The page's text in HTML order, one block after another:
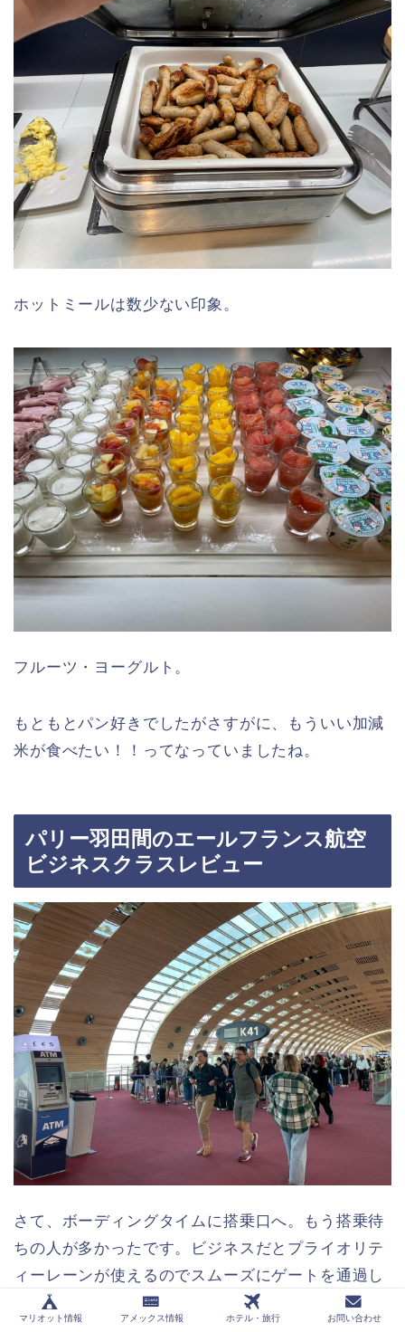
ホットミールは数少ない印象。
フルーツ・ヨーグルト。
もともとパン好きでしたがさすがに、もういい加減
米が食べたい！！ってなっていましたね。
パリー羽田間のエールフランス航空
ビジネスクラスレビュー
さて、ボーディングタイムに搭乗口へ。もう搭乗待
ちの人が多かったです。ビジネスだとプライオリテ
ィーレーンが使えるのでスムーズにゲートを通過し
ましたが、その後飛行機に乗るまでの通路はは全員
マリオット情報 アメックス情報 ホテル・旅行 お問い合わせ